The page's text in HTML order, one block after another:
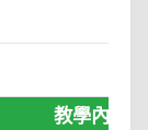
教學內容